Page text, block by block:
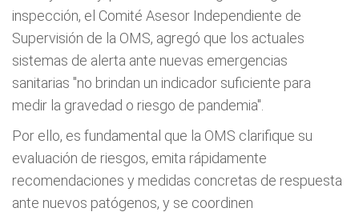
inspección, el Comité Asesor Independiente de
Supervisión de la OMS, agregó que los actuales
sistemas de alerta ante nuevas emergencias
sanitarias "no brindan un indicador suficiente para
medir la gravedad o riesgo de pandemia".
Por ello, es fundamental que la OMS clarifique su
evaluación de riesgos, emita rápidamente
recomendaciones y medidas concretas de respuesta
ante nuevos patógenos, y se coordinen